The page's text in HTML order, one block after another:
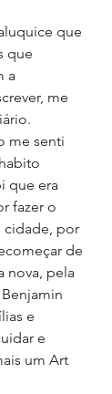
que
que
a
me
me senti
que era
fazer o
cidade, por
de
nova, pela
e
e
um Art